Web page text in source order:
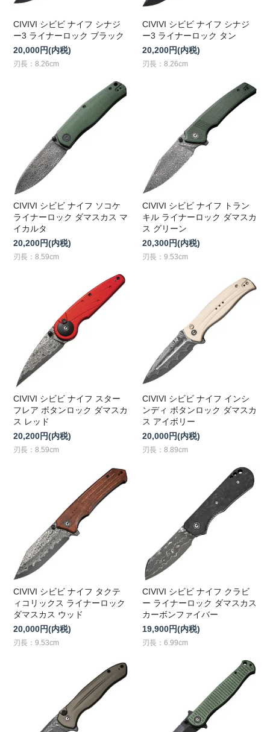
CIVIVI シビビ ナイフ シナジ
ー3 ライナーロック ブラック
20,000円(内税)
刃長：8.26cm
CIVIVI シビビ ナイフ シナジ
ー3 ライナーロック タン
20,200円(内税)
刃長：8.26cm
CIVIVI シビビ ナイフ ソコケ
ライナーロック ダマスカス マ
イカルタ
20,200円(内税)
刃長：8.59cm
CIVIVI シビビ ナイフ トラン
キル ライナーロック ダマスカ
ス グリーン
20,300円(内税)
刃長：9.53cm
CIVIVI シビビ ナイフ スター
フレア ボタンロック ダマスカ
ス レッド
20,200円(内税)
刃長：8.59cm
CIVIVI シビビ ナイフ インシ
ンディ ボタンロック ダマスカ
ス アイボリー
20,000円(内税)
刃長：8.89cm
CIVIVI シビビ ナイフ タクテ
ィコリックス ライナーロック
ダマスカス ウッド
20,000円(内税)
刃長：9.53cm
CIVIVI シビビ ナイフ クラビ
ー ライナーロック ダマスカス
カーボンファイバー
19,900円(内税)
刃長：6.99cm